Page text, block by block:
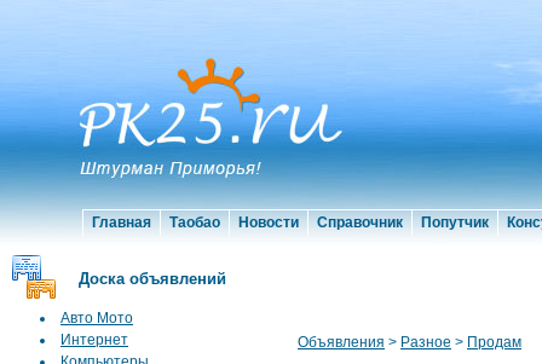
Главная Таобао Новости Справочник Попутчик
Доска объявлений
Авто Мото
Интернет
Объявления > Разное > Продам